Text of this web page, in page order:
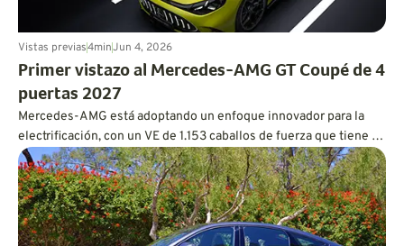
Vistas previas4minJun 4, 2026
Primer vistazo al Mercedes-AMG GT Coupé de 4
puertas 2027
Mercedes-AMG está adoptando un enfoque innovador para la
electrificación, con un VE de 1.153 caballos de fuerza que tiene el
corazón y el alma de un V8.